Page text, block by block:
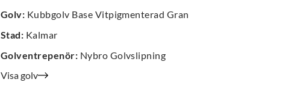
Golv: Kubbgolv Base Vitpigmenterad Gran
Stad: Kalmar
Golventrepenör: Nybro Golvslipning
Visa golv